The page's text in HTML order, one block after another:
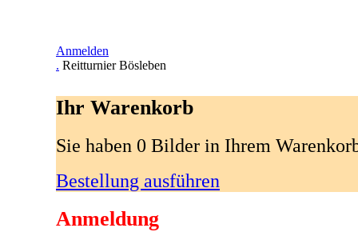
Anmelden
. Reitturnier Bösleben
Ihr Warenkorb
Sie haben 0 Bilder in Ihrem
Bestellung ausführen
Anmeldung